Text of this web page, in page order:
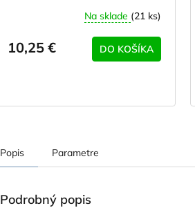
Na sklade (21 ks)
10,25 € DO KOŠÍKA
Popis Parametre
Podrobný popis